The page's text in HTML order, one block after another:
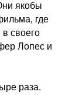
якобы
где
своего
Лопес и
раза.